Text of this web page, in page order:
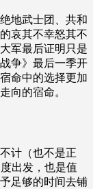
地武士团、共和
哀其不幸怒其不
军最后证明只是
争》最后一季开
命中的选择更加
向的宿命。
计（也不是正
出发，也是值
足够的时间去铺